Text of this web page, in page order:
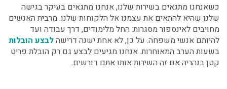
כשאנחנו מתגאים בשירות שלנו, אנחנו מתגאים בעיקר בגישה
שלנו שהיא להתאים את עצמנו אל הלקוחות שלנו. מרבית האנשים
מחויבים לאינספור מסגרות: החל מלימודים, דרך עבודה ועד
להיותם אנשי משפחה. על כן, לא אחת ישנה דרישהלבצע הובלות
בשעות הערב המאוחרות. אנחנו מגיעים לבצע גם רק הובלת פריט
קטן בנהריהאם זה השירות אותו אתם דורשים.